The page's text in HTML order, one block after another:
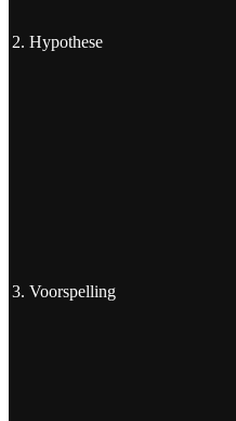
2. Hypothese
3. Voorspelling